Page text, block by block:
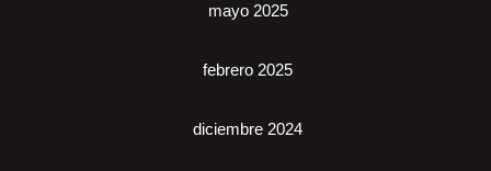
mayo 2025
febrero 2025
diciembre 2024